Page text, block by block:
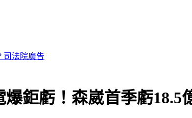
長被潑糞叫囂 請託不成竟酒後發飆
爆鉅虧！森崴首季虧